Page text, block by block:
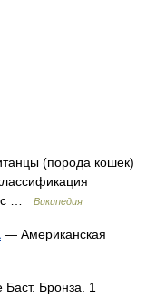
(порода кошек)
…
Википедия
— Американская
Бронза. 1